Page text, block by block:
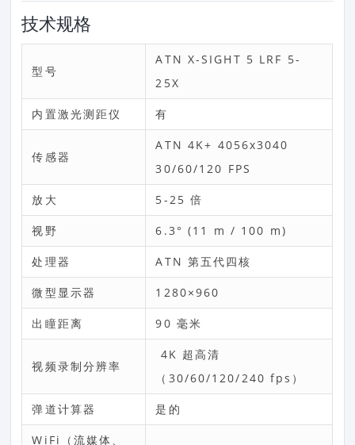
技术规格
型号
ATN X-SIGHT 5 LRF 5-
25X
内置激光测距仪 有
传感器
ATN 4K+ 4056x3040
30/60/120 FPS
放大 5-25 倍
视野 6.3° (11 m / 100 m)
处理器 ATN 第五代四核
微型显示器 1280×960
出瞳距离 90 毫米
视频录制分辨率
4K 超高清
（30/60/120/240 fps）
弹道计算器 是的
WiFi（流媒体、